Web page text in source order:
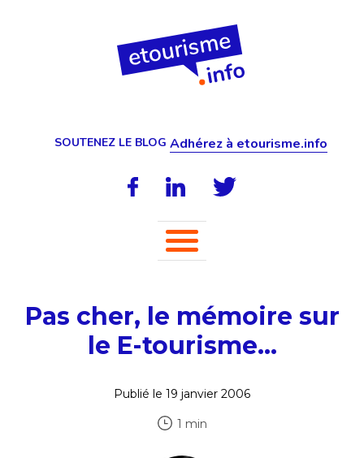
SOUTENEZ LE BLOG Adhérez à etourisme.info
Pas cher, le mémoire sur
le E-tourisme…
Publié le 19 janvier 2006
1 min